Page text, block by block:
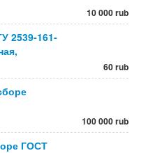
10 000 rub
2539-161-
60 rub
100 000 rub
ГОСТ